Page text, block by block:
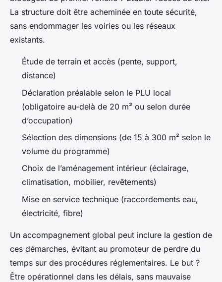
La structure doit être acheminée en toute sécurité,
sans endommager les voiries ou les réseaux
existants.
Étude de terrain et accès (pente, support,
distance)
Déclaration préalable selon le PLU local
(obligatoire au-delà de 20 m² ou selon durée
d’occupation)
Sélection des dimensions (de 15 à 300 m² selon le
volume du programme)
Choix de l’aménagement intérieur (éclairage,
climatisation, mobilier, revêtements)
Mise en service technique (raccordements eau,
électricité, fibre)
Un accompagnement global peut inclure la gestion de
ces démarches, évitant au promoteur de perdre du
temps sur des procédures réglementaires. Le but ?
Être opérationnel dans les délais, sans mauvaise